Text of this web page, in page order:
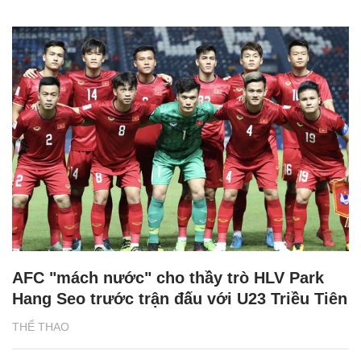
THỂ THAO
AFC "mách nước" cho thầy trò HLV Park
Hang Seo trước trận đấu với U23 Triều Tiên